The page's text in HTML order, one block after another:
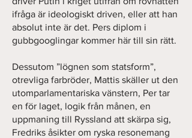
ifråga är ideologiskt driven, eller att han
absolut inte är det. Pers diplom i
gubbgooglingar kommer här till sin rätt.
Dessutom ”lögnen som statsform”,
otrevliga farbröder, Mattis skäller ut den
utomparlamentariska vänstern, Per tar
en för laget, logik från månen, en
uppmaning till Ryssland att skärpa sig,
Fredriks åsikter om ryska resonemang